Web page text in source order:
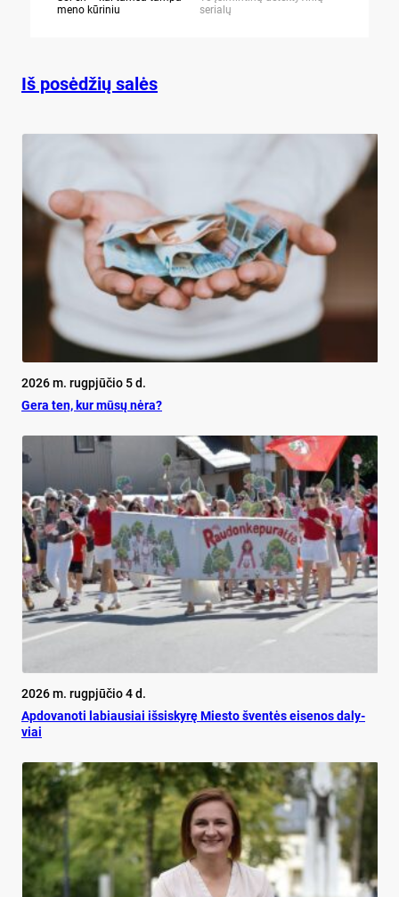
meno kūriniu
serialų
Iš posėdžių salės
2026 m. rugpjūčio 5 d.
Ge­ra ten, kur mū­sų nė­ra?
2026 m. rugpjūčio 4 d.
Ap­do­va­no­ti la­biau­siai iš­si­sky­rę Mies­to šven­tės ei­se­nos da­ly­
viai